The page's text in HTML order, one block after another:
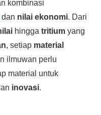
kombinasi
dan nilai ekonomi. Dari
hingga tritiumyang
, setiap material
ilmuwan perlu
material untuk
inovasi.